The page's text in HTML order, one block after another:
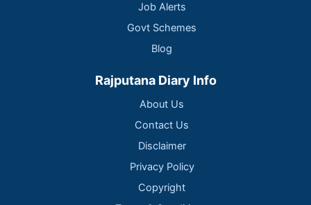
Job Alerts
Govt Schemes
Blog
Rajputana Diary Info
About Us
Contact Us
Disclaimer
Privacy Policy
Copyright